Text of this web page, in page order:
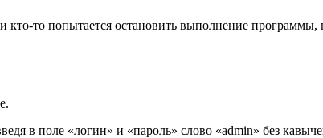
кто-то попытается остановить выполнение
в поле «логин» и «пароль» слово «admin» без